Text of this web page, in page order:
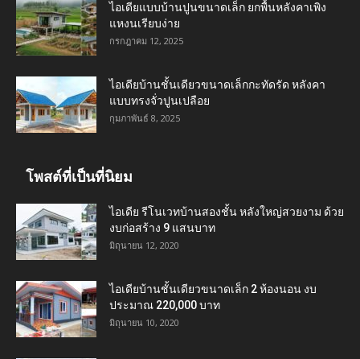
ไอเดียแบบบ้านปูนขนาดเล็ก ยกพื้นหลังคาเพิง
แหงนเรียบง่าย
กรกฎาคม 12, 2025
ไอเดียบ้านชั้นเดียวขนาดเล็กกะทัดรัด หลังคา
แบบทรงจั่วปูนเปลือย
กุมภาพันธ์ 8, 2025
โพสต์ที่เป็นที่นิยม
ไอเดีย รีโนเวทบ้านสองชั้น หลังใหญ่สวยงาม ด้วย
งบก่อสร้าง 9 แสนบาท
มิถุนายน 12, 2020
ไอเดียบ้านชั้นเดียวขนาดเล็ก 2 ห้องนอน งบ
ประมาณ 220,000 บาท
มิถุนายน 10, 2020